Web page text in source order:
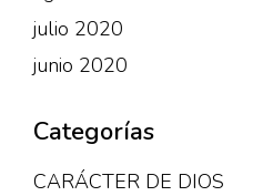
julio 2020
junio 2020
Categorías
CARÁCTER DE DIOS